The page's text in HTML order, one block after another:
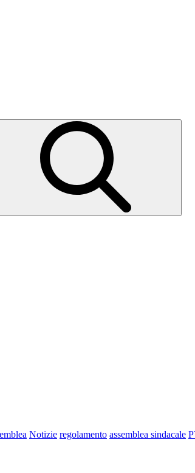
Notizie regolamento assemblea sindacale